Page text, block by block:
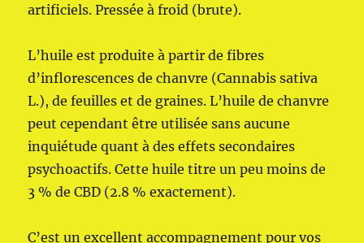
artificiels. Pressée à froid (brute).
L’huile est produite à partir de fibres
d’inflorescences de chanvre (Cannabis sativa
L.), de feuilles et de graines. L’huile de chanvre
peut cependant être utilisée sans aucune
inquiétude quant à des effets secondaires
psychoactifs. Cette huile titre un peu moins de
3 % de CBD (2.8 % exactement).
C’est un excellent accompagnement pour vos